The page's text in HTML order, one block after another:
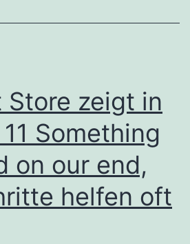
zeigt in
Something
on our end,
helfen oft